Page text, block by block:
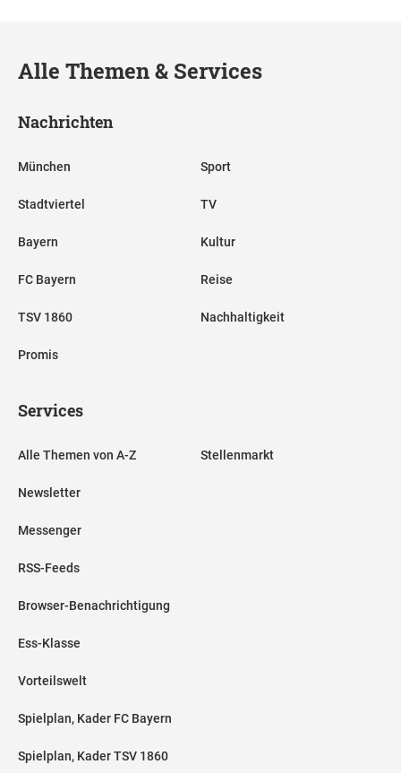
Alle Themen & Services
Nachrichten
München
Stadtviertel
Bayern
FC Bayern
TSV 1860
Promis
Sport
TV
Kultur
Reise
Nachhaltigkeit
Services
Alle Themen von A-Z
Newsletter
Messenger
RSS-Feeds
Browser-Benachrichtigung
Ess-Klasse
Vorteilswelt
Spielplan, Kader FC Bayern
Spielplan, Kader TSV 1860
Stellenmarkt